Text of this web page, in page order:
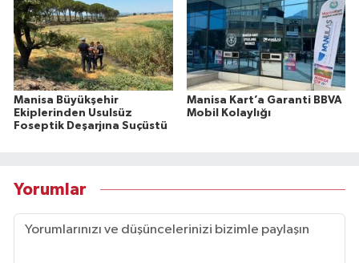
Manisa Büyükşehir
Ekiplerinden Usulsüz
Foseptik Deşarjına Suçüstü
Manisa Kart’a Garanti BBVA
Mobil Kolaylığı
Yorumlar